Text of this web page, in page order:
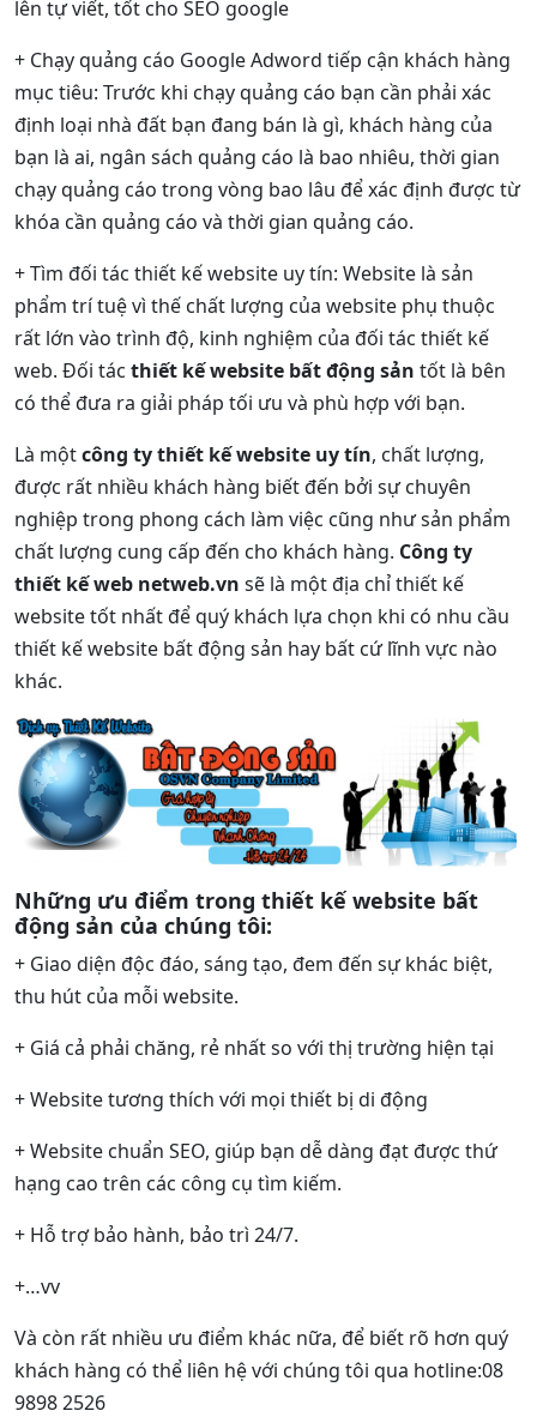
lên tự viết, tốt cho SEO google
+ Chạy quảng cáo Google Adword tiếp cận khách hàng
mục tiêu: Trước khi chạy quảng cáo bạn cần phải xác
định loại nhà đất bạn đang bán là gì, khách hàng của
bạn là ai, ngân sách quảng cáo là bao nhiêu, thời gian
chạy quảng cáo trong vòng bao lâu để xác định được từ
khóa cần quảng cáo và thời gian quảng cáo.
+ Tìm đối tác thiết kế website uy tín: Website là sản
phẩm trí tuệ vì thế chất lượng của website phụ thuộc
rất lớn vào trình độ, kinh nghiệm của đối tác thiết kế
web. Đối tác thiết kế website bất động sản tốt là bên
có thể đưa ra giải pháp tối ưu và phù hợp với bạn.
Là mộtcông ty thiết kế website uy tín, chất lượng,
được rất nhiều khách hàng biết đến bởi sự chuyên
nghiệp trong phong cách làm việc cũng như sản phẩm
chất lượng cung cấp đến cho khách hàng. Công ty
thiết kế web netweb.vn sẽ là một địa chỉ thiết kế
website tốt nhất để quý khách lựa chọn khi có nhu cầu
thiết kế website bất động sản hay bất cứ lĩnh vực nào
khác.
Những ưu điểm trong thiết kế website bất
động sản của chúng tôi:
+ Giao diện độc đáo, sáng tạo, đem đến sự khác biệt,
thu hút của mỗi website.
+ Giá cả phải chăng, rẻ nhất so với thị trường hiện tại
+ Website tương thích với mọi thiết bị di động
+ Website chuẩn SEO, giúp bạn dễ dàng đạt được thứ
hạng cao trên các công cụ tìm kiếm.
+ Hỗ trợ bảo hành, bảo trì 24/7.
+…vv
Và còn rất nhiều ưu điểm khác nữa, để biết rõ hơn quý
khách hàng có thể liên hệ với chúng tôi qua hotline:08
9898 2526